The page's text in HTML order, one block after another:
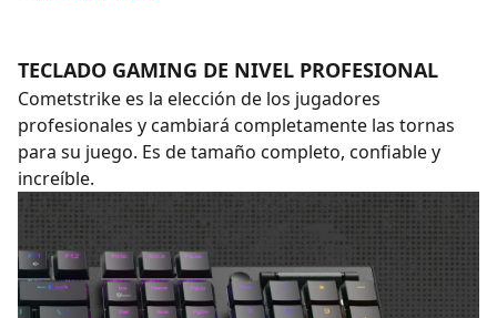
TECLADO GAMING DE NIVEL PROFESIONAL
Cometstrike es la elección de los jugadores
profesionales y cambiará completamente las tornas
para su juego. Es de tamaño completo, confiable y
increíble.